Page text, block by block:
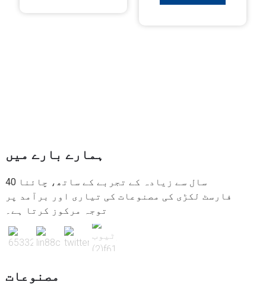
ہمارے بارے میں
40 سال سے زیادہ کے تجربے کے ساتھ، چائنا
فارسٹ لکڑی کی مصنوعات کی تیاری اور برآمد پر
توجہ مرکوز کرتا ہے۔
مصنوعات